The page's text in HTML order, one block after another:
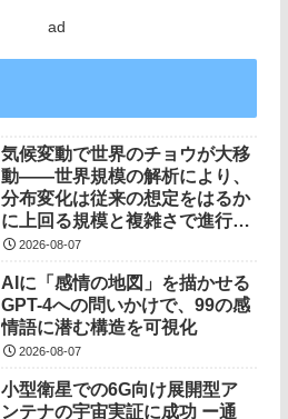
ad
気候変動で世界のチョウが大移
動――世界規模の解析により、
分布変化は従来の想定をはるか
に上回る規模と複雑さで進行し
ていることを解明――
2026-08-07
AIに「感情の地図」を描かせる
GPT-4への問いかけで、99の感
情語に潜む構造を可視化
2026-08-07
小型衛星での6G向け展開型ア
ンテナの宇宙実証に成功 ー通